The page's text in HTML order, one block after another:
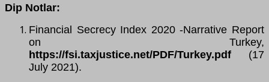
Dip Notlar:
Financial Secrecy Index 2020 -Narrative Report
on Turkey,
https://fsi.taxjustice.net/PDF/Turkey.pdf (17
July 2021).